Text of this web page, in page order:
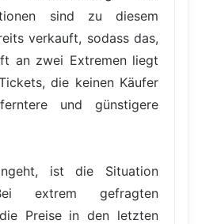
sind zu diesem
verkauft, sodass das,
an zwei Extremen liegt
die keinen Käufer
und günstigere
ist die Situation
extrem gefragten
Preise in den letzten